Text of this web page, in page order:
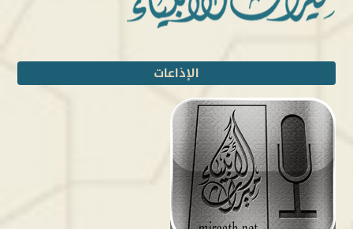
الإذاعات